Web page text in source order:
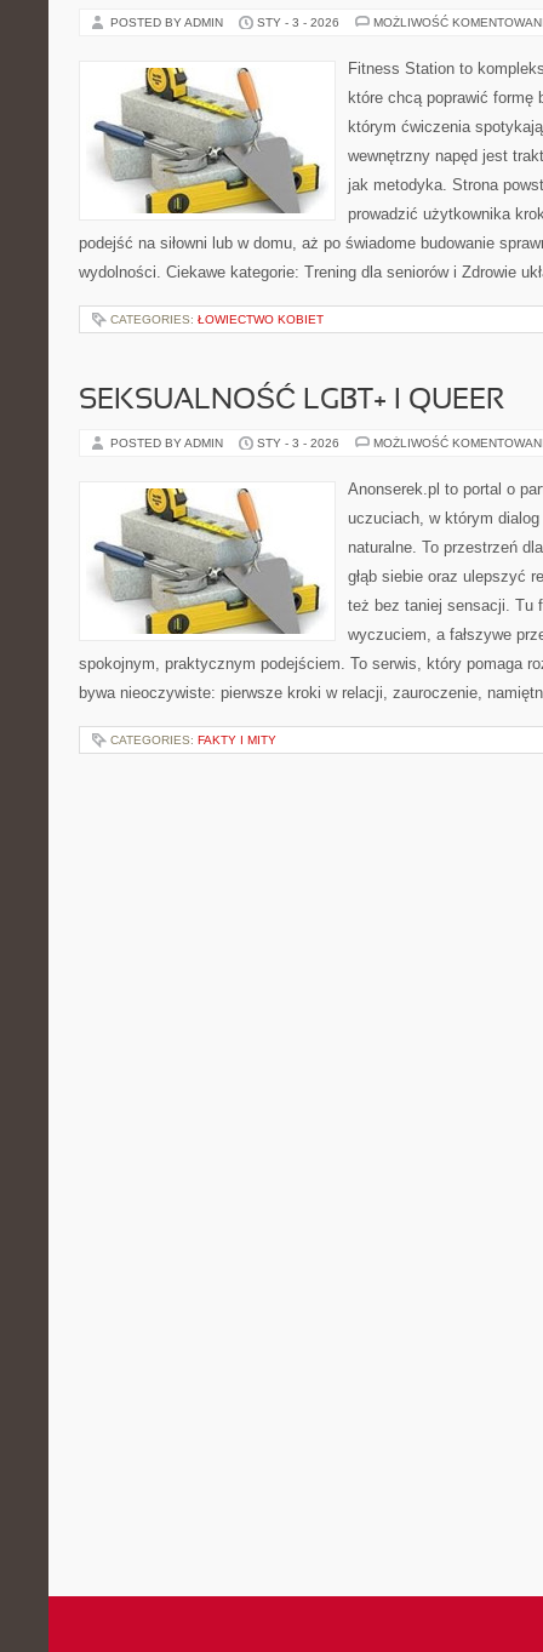
POSTED BY ADMIN STY - 3 - 2026 MOŻLIWOŚĆ
Fitness Station to
które chcą poprawić formę
którym ćwiczenia
wewnętrzny napęd jest
jak metodyka. Strona
prowadzić użytkownika
podejść na siłowni lub w domu, aż po świadome budowanie
wydolności. Ciekawe kategorie: Trening dla seniorów i Zdrowie
CATEGORIES: ŁOWIECTWO KOBIET
SEKSUALNOŚĆ LGBT+ I QUEER
POSTED BY ADMIN STY - 3 - 2026 MOŻLIWOŚĆ
Anonserek.pl to portal o
uczuciach, w którym
naturalne. To przestrzeń
głąb siebie oraz ulepszyć
też bez taniej sensacji. Tu
wyczuciem, a fałszywe
spokojnym, praktycznym podejściem. To serwis, który pomaga
bywa nieoczywiste: pierwsze kroki w relacji, zauroczenie,
CATEGORIES: FAKTY I MITY